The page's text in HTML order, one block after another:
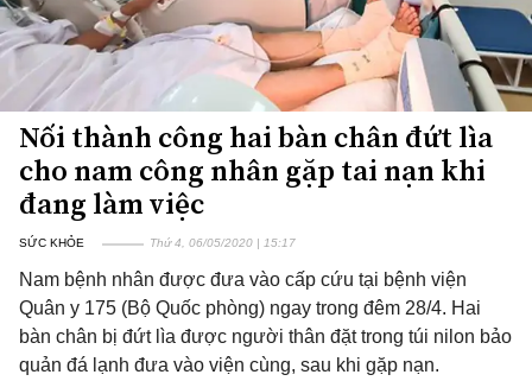
Nối thành công hai bàn chân đứt lìa
cho nam công nhân gặp tai nạn khi
đang làm việc
SỨC KHỎE Thứ 4, 06/05/2020 | 15:17
Nam bệnh nhân được đưa vào cấp cứu tại bệnh viện
Quân y 175 (Bộ Quốc phòng) ngay trong đêm 28/4. Hai
bàn chân bị đứt lìa được người thân đặt trong túi nilon bảo
quản đá lạnh đưa vào viện cùng, sau khi gặp nạn.